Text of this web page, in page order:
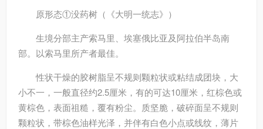
原形态①没药树（《大明一统志》）
生境分部主产索马里、埃塞俄比亚及阿拉伯半岛南
部。以索马里所产者最佳。
性状干燥的胶树脂呈不规则颗粒状或粘结成团块，大
小不一，一般直径约2.5厘米，有的可达10厘米，红棕色或
黄棕色，表面祖糙，覆有粉尘。质坚脆，破碎面呈不规则
颗粒状，带棕色油样光泽，并伴有白色小点或线纹，薄片